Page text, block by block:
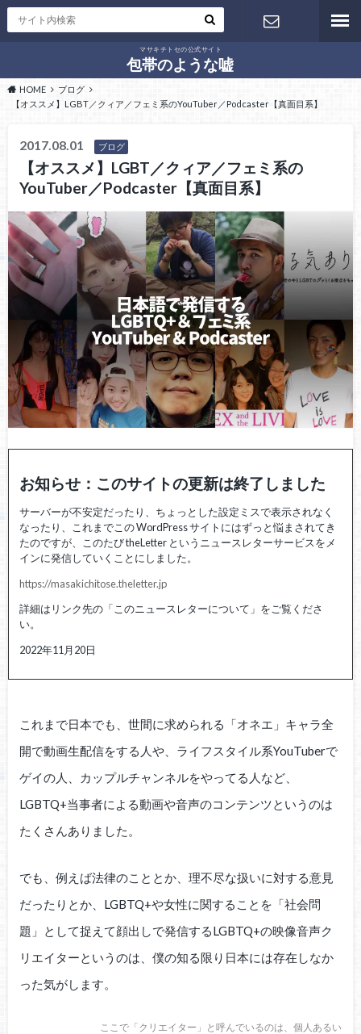
マサキチトセの公式サイト
包帯のような嘘
せ
HOME
ブログ
【オススメ】LGBT／クィア／フェミ系のYouTuber／Podcaster【真面目系】
2017.08.01 ブログ
【オススメ】LGBT／クィア／フェミ系の
YouTuber／Podcaster【真面目系】
お知らせ：このサイトの更新は終了しました
サーバーが不安定だったり、ちょっとした設定ミスで表示されなく
なったり、これまでこの WordPress サイトにはずっと悩まされてき
たのですが、このたび theLetter というニュースレターサービスをメ
インに発信していくことにしました。
https://masakichitose.theletter.jp
詳細はリンク先の「このニュースレターについて」をご覧くださ
い。
2022年11月20日
これまで日本でも、世間に求められる「オネエ」キャラ全
開で動画生配信をする人や、ライフスタイル系YouTuberで
ゲイの人、カップルチャンネルをやってる人など、
LGBTQ+当事者による動画や音声のコンテンツというのは
たくさんありました。
でも、例えば法律のこととか、理不尽な扱いに対する意見
だったりとか、LGBTQ+や女性に関することを「社会問
題」として捉えて顔出しで発信するLGBTQ+の映像音声ク
リエイターというのは、僕の知る限り日本には存在しなか
った気がします。
ここで「クリエイター」と呼んでいるのは、個人あるい